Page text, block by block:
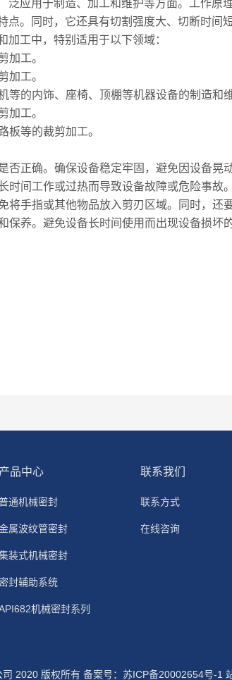
泛应用于制造、加工和维护等方面。工作
。同时，它还具有切割强度大、切断时间
工中，特别适用于以下领域：
工。
工。
的内饰、座椅、顶棚等机器设备的制造和维
工。
等的裁剪加工。
正确。确保设备稳定牢固，避免因设备晃动
间工作或过热而导致设备故障或危险事故。
手指或其他物品放入剪刃区域。同时，还
养。避免设备长时间使用而出现设备损坏
产品中心
通机械密封
属波纹管密封
装式机械密封
封辅助系统
机械密封系列
联系我们
联系方式
在线咨询
2020 版权所有 备案号： 苏ICP备20002654号-1